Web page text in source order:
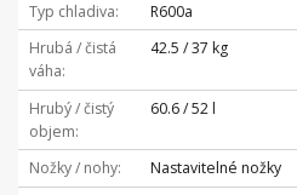
Typ chladiva
R600a
Hrubá / čistá
váha
42.5 / 37 kg
Hrubý / čistý
objem
60.6 / 52 l
Nožky / nohy
Nastavitelné nožky